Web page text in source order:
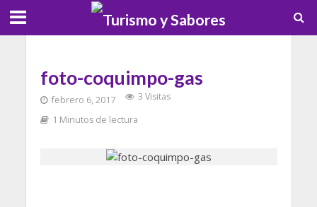
foto-coquimpo-gas
febrero 6, 2017
3 Visitas
1 Minutos de lectura